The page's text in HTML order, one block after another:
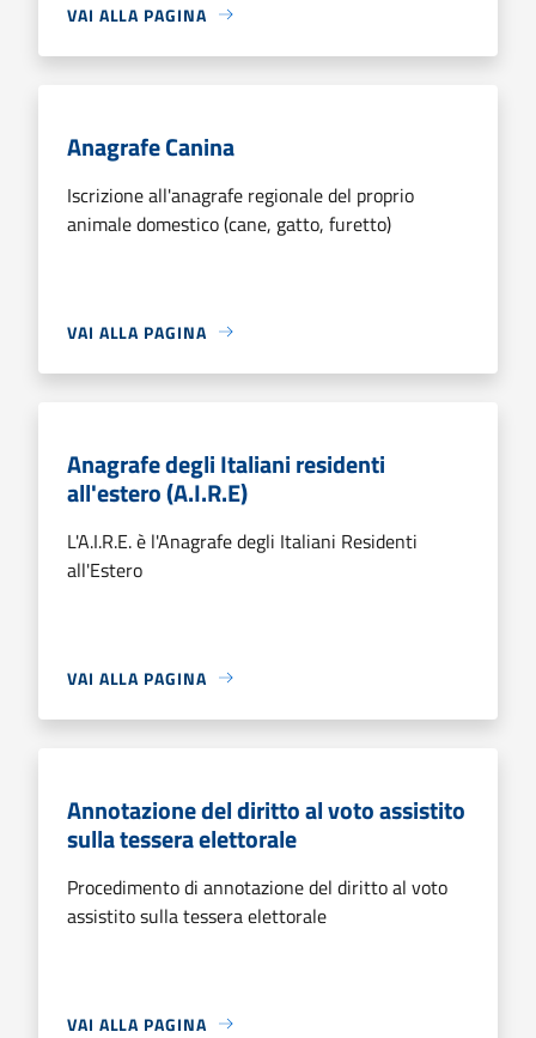
VAI ALLA PAGINA
Anagrafe Canina
Iscrizione all'anagrafe regionale del proprio
animale domestico (cane, gatto, furetto)
VAI ALLA PAGINA
Anagrafe degli Italiani residenti
all'estero (A.I.R.E)
L'A.I.R.E. è l'Anagrafe degli Italiani Residenti
all'Estero
VAI ALLA PAGINA
Annotazione del diritto al voto assistito
sulla tessera elettorale
Procedimento di annotazione del diritto al voto
assistito sulla tessera elettorale
VAI ALLA PAGINA